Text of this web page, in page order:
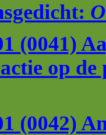
(0041)
op de
(0042)